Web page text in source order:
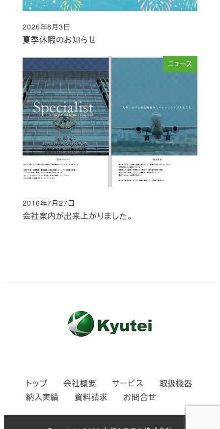
夏季休暇のお知らせ
投稿日
2026年8月3日
ニュース
会社案内が出来上がりました。
投稿日
2016年7月27日
トップ 会社概要 サービス
取扱機器
納入実績
資料請求 お問合せ